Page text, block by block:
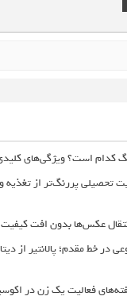
است؟ ویژگی‌های کلیدی + 10 مدل
پررنگ‌تر از تغذیه و
خط مقدم؛ پالانتیر از
فعالیت یک زن در